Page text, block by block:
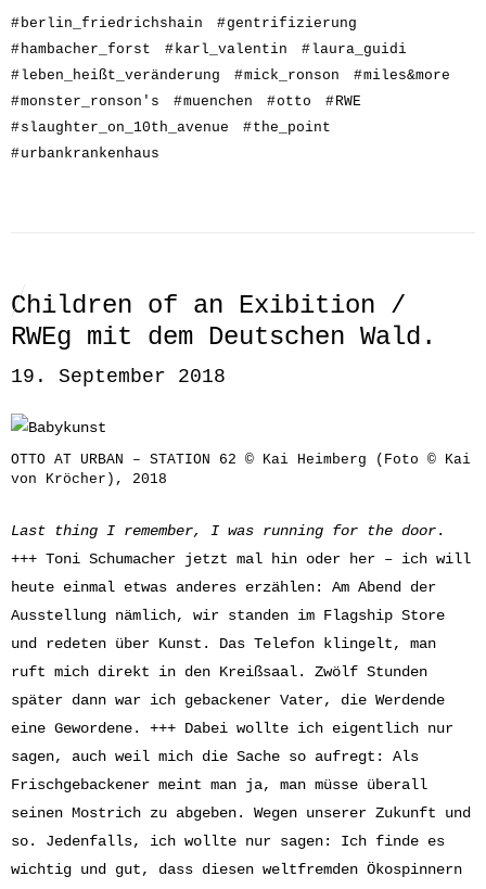
#berlin_friedrichshain #gentrifizierung
#hambacher_forst #karl_valentin #laura_guidi
#leben_heißt_veränderung #mick_ronson #miles&more
#monster_ronson's #muenchen #otto #RWE
#slaughter_on_10th_avenue #the_point
#urbankrankenhaus
Children of an Exibition /
RWEg mit dem Deutschen Wald.
19. September 2018
OTTO AT URBAN – STATION 62 © Kai Heimberg (Foto © Kai
von Kröcher), 2018
Last thing I remember, I was running for the door.
+++ Toni Schumacher jetzt mal hin oder her – ich will
heute einmal etwas anderes erzählen: Am Abend der
Ausstellung nämlich, wir standen im Flagship Store
und redeten über Kunst. Das Telefon klingelt, man
ruft mich direkt in den Kreißsaal. Zwölf Stunden
später dann war ich gebackener Vater, die Werdende
eine Gewordene. +++ Dabei wollte ich eigentlich nur
sagen, auch weil mich die Sache so aufregt: Als
Frischgebackener meint man ja, man müsse überall
seinen Mostrich zu abgeben. Wegen unserer Zukunft und
so. Jedenfalls, ich wollte nur sagen: Ich finde es
wichtig und gut, dass diesen weltfremden Ökospinnern